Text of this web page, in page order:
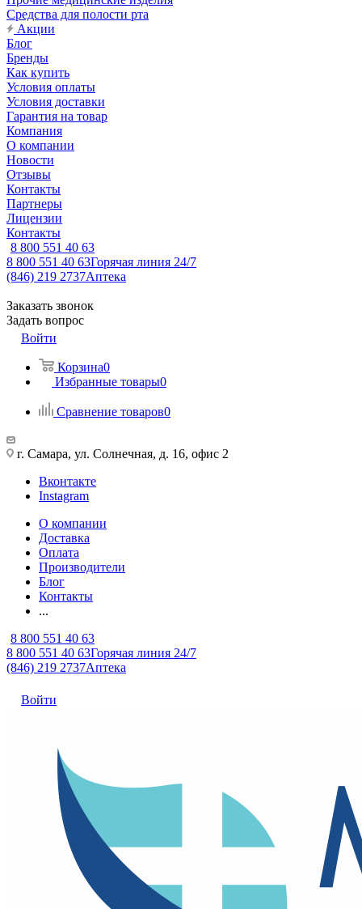
Средства для полости рта
Акции
Блог
Бренды
Как купить
Условия оплаты
Условия доставки
Гарантия на товар
Компания
О компании
Новости
Отзывы
Контакты
Партнеры
Лицензии
Контакты
8 800 551 40 63
8 800 551 40 63Горячая линия 24/7
(846) 219 2737Аптека
Заказать звонок
Задать вопрос
Войти
Корзина0
Избранные товары0
Сравнение товаров0
г. Самара, ул. Солнечная, д. 16, офис 2
Вконтакте
Instagram
О компании
Доставка
Оплата
Производители
Блог
Контакты
...
8 800 551 40 63
8 800 551 40 63Горячая линия 24/7
(846) 219 2737Аптека
Войти